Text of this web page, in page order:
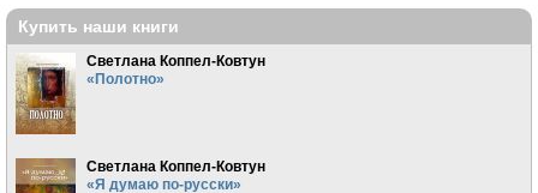
Купить наши книги
Светлана Коппел-Ковтун
«Полотно»
Светлана Коппел-Ковтун
«Я думаю по-русски»